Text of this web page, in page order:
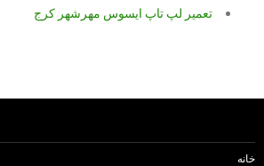
تعمیر لپ تاپ ایسوس مهرشهر کرج
خانه